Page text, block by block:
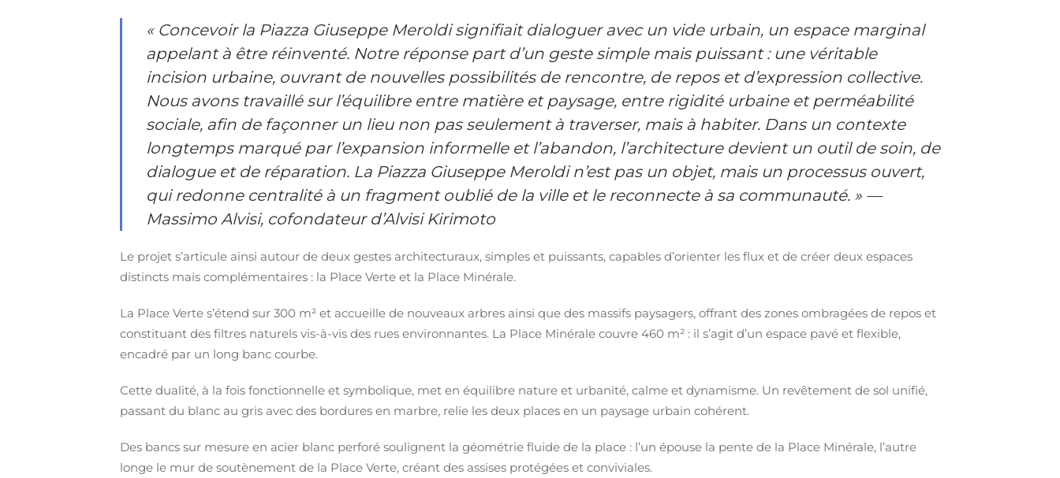
« Concevoir la Piazza Giuseppe Meroldi signifiait dialoguer avec un vide urbain, un espace marginal
appelant à être réinventé. Notre réponse part d’un geste simple mais puissant : une véritable
incision urbaine, ouvrant de nouvelles possibilités de rencontre, de repos et d’expression collective.
Nous avons travaillé sur l’équilibre entre matière et paysage, entre rigidité urbaine et perméabilité
sociale, afin de façonner un lieu non pas seulement à traverser, mais à habiter. Dans un contexte
longtemps marqué par l’expansion informelle et l’abandon, l’architecture devient un outil de soin, de
dialogue et de réparation. La Piazza Giuseppe Meroldi n’est pas un objet, mais un processus ouvert,
qui redonne centralité à un fragment oublié de la ville et le reconnecte à sa communauté. » —
Massimo Alvisi, cofondateur d’Alvisi Kirimoto
Le projet s’articule ainsi autour de deux gestes architecturaux, simples et puissants, capables d’orienter les flux et de créer deux espaces
distincts mais complémentaires : la Place Verte et la Place Minérale.
La Place Verte s’étend sur 300 m² et accueille de nouveaux arbres ainsi que des massifs paysagers, offrant des zones ombragées de repos et
constituant des filtres naturels vis-à-vis des rues environnantes. La Place Minérale couvre 460 m² : il s’agit d’un espace pavé et flexible,
encadré par un long banc courbe.
Cette dualité, à la fois fonctionnelle et symbolique, met en équilibre nature et urbanité, calme et dynamisme. Un revêtement de sol unifié,
passant du blanc au gris avec des bordures en marbre, relie les deux places en un paysage urbain cohérent.
Des bancs sur mesure en acier blanc perforé soulignent la géométrie fluide de la place : l’un épouse la pente de la Place Minérale, l’autre
longe le mur de soutènement de la Place Verte, créant des assises protégées et conviviales.